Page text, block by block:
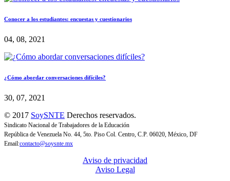
Conocer a los estudiantes: encuestas y cuestionarios
04, 08, 2021
¿Cómo abordar conversaciones difíciles?
30, 07, 2021
© 2017 SoySNTE Derechos reservados.
Sindicato Nacional de Trabajadores de la Educación
República de Venezuela No. 44, 5to. Piso Col. Centro, C.P. 06020, México, DF
Email:contacto@soysnte.mx
Aviso de privacidad
Aviso Legal